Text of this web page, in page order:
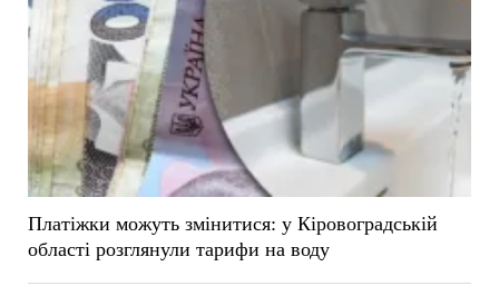
Платіжки можуть змінитися: у Кіровоградській
області розглянули тарифи на воду